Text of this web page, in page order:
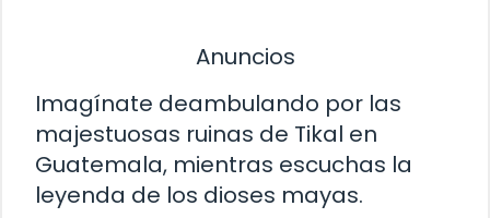
Anuncios
Imagínate deambulando por las
majestuosas ruinas de Tikal en
Guatemala, mientras escuchas la
leyenda de los dioses mayas.